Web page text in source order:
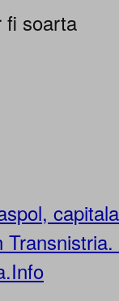
fi soarta